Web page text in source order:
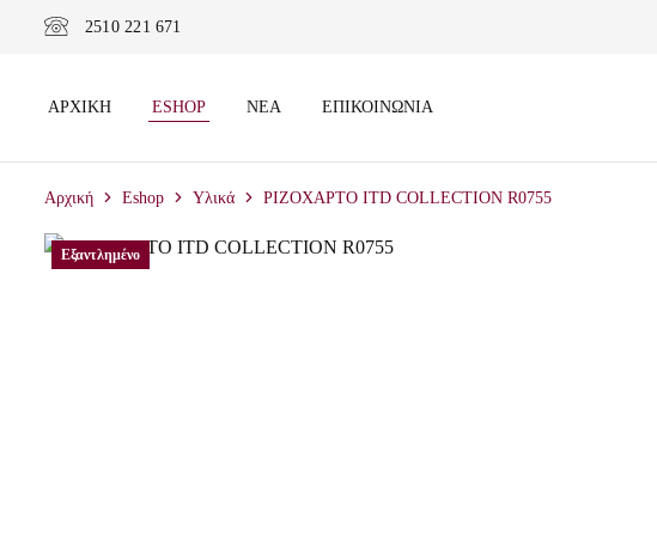
2510 221 671
ΑΡΧΙΚΉ ESHOP ΝΈΑ ΕΠΙΚΟΙΝΩΝΊΑ
Αρχική Eshop Υλικά ΡΙΖΟΧΑΡΤΟ ITD COLLECTION R0755
Εξαντλημένο